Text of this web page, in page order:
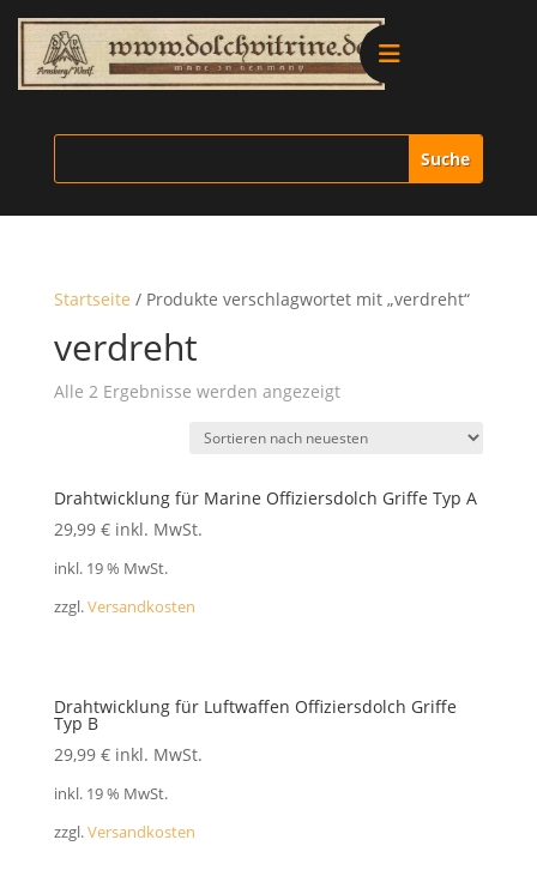
Vitrinen
Literatur
Merchandise
FAQ
Startseite / Produkte verschlagwortet mit „verdreht“
verdreht
Alle 2 Ergebnisse werden angezeigtNach
sortiert
Drahtwicklung für Marine Offiziersdolch Griffe Typ A
29,99 € inkl. MwSt.
inkl. 19 % MwSt.
zzgl.Versandkosten
Drahtwicklung für Luftwaffen Offiziersdolch Griffe
Typ B
29,99 € inkl. MwSt.
inkl. 19 % MwSt.
zzgl.Versandkosten